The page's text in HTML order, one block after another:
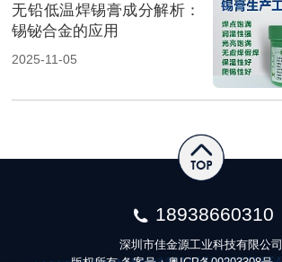
无铅低温焊锡膏成分解析：
锡铋合金的应用
2025-11-05
18938660310
深圳市佳金源工业科技有限公司